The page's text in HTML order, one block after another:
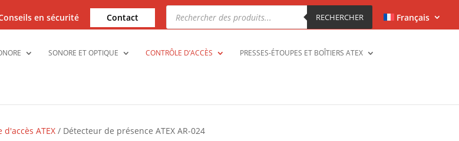
en sécurité Contact
Recherche
produits
RECHERCHER Français
SONORE ET OPTIQUE CONTRÔLE D’ACCÈS PRESSES-ÉTOUPES ET BOÎTIERS ATEX
d'accès ATEX / Détecteur de présence ATEX AR-024